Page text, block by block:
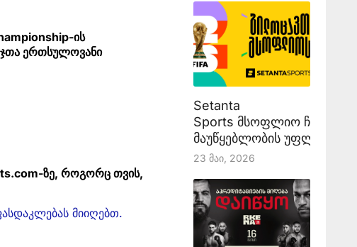
ის
ერთსულოვანი
ზე, როგორც თვის,
მიიღებთ.
Setanta
Sports მსოფლიო
მაუწყებლობის უფლებას
23 Მაი, 2026